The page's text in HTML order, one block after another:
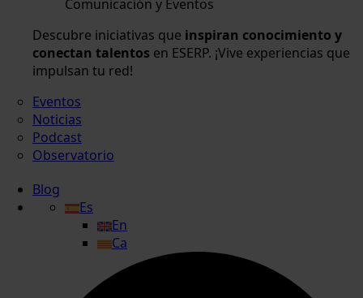
Comunicación y Eventos
Descubre iniciativas que inspiran conocimiento y
conectan talentos en ESERP. ¡Vive experiencias que
impulsan tu red!
Eventos
Noticias
Podcast
Observatorio
Blog
Es
En
Ca